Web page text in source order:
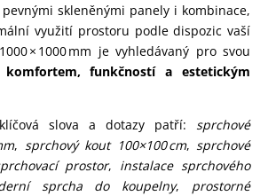
pevnými skleněnými panely i kombinace,
využití prostoru podle dispozic vaší
× 1000 mm je vyhledávaný pro svou
komfortem, funkčností a estetickým
slova a dotazy patří: sprchové
, sprchový kout 100×100 cm, sprchové
prostor, instalace sprchového
sprcha do koupelny, prostorné